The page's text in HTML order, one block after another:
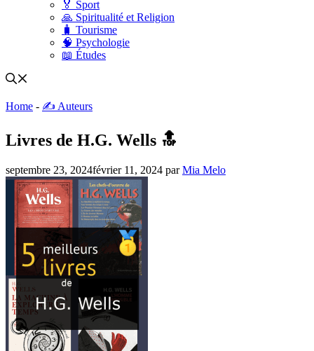
🏅 Sport
🙏 Spiritualité et Religion
🧳 Tourisme
🧠 Psychologie
📖 Études
Home - ✍️ Auteurs
Livres de H.G. Wells 🔝
septembre 23, 2024février 11, 2024 parMia Melo